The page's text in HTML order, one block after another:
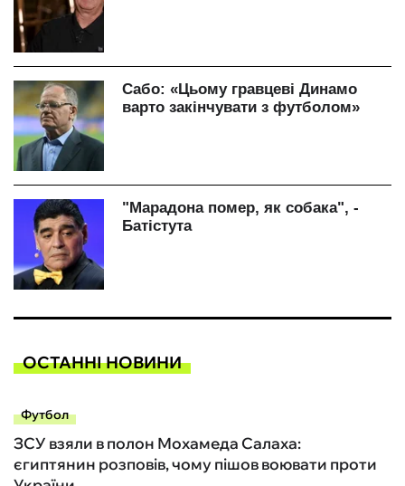
ОСТАННІ НОВИНИ
Футбол
ЗСУ взяли в полон Мохамеда Салаха:
єгиптянин розповів, чому пішов воювати проти